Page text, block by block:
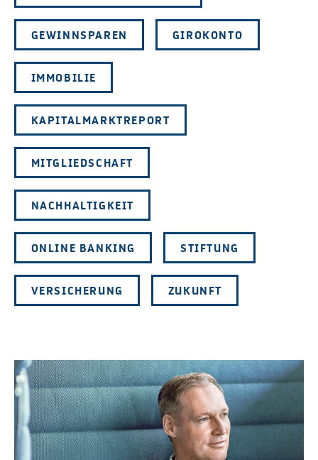
GEWINNSPAREN GIROKONTO
IMMOBILIE
KAPITALMARKTREPORT
MITGLIEDSCHAFT
NACHHALTIGKEIT
ONLINE BANKING STIFTUNG
VERSICHERUNG ZUKUNFT